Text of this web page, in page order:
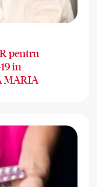
pentru
in
MARIA